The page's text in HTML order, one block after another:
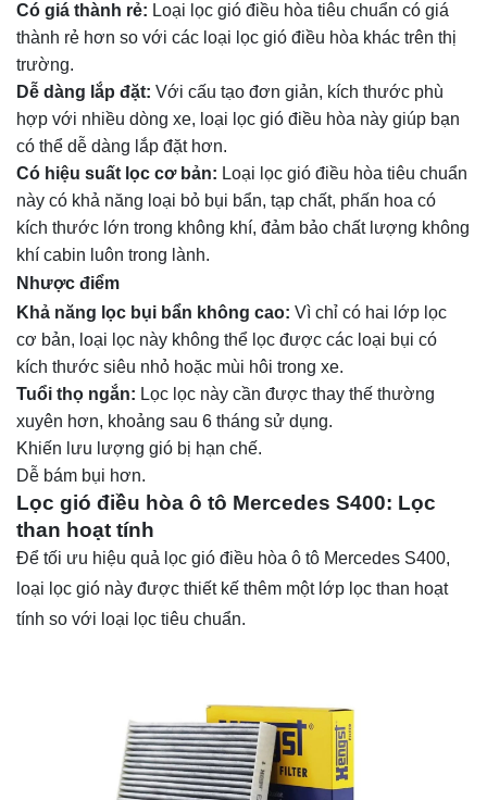
Có giá thành rẻ: Loại lọc gió điều hòa tiêu chuẩn có giá
thành rẻ hơn so với các loại lọc gió điều hòa khác trên thị
trường.
Dễ dàng lắp đặt: Với cấu tạo đơn giản, kích thước phù
hợp với nhiều dòng xe, loại lọc gió điều hòa này giúp bạn
có thể dễ dàng lắp đặt hơn.
Có hiệu suất lọc cơ bản: Loại lọc gió điều hòa tiêu chuẩn
này có khả năng loại bỏ bụi bẩn, tạp chất, phấn hoa có
kích thước lớn trong không khí, đảm bảo chất lượng không
khí cabin luôn trong lành.
Nhược điểm
Khả năng lọc bụi bẩn không cao: Vì chỉ có hai lớp lọc
cơ bản, loại lọc này không thể lọc được các loại bụi có
kích thước siêu nhỏ hoặc mùi hôi trong xe.
Tuổi thọ ngắn: Lọc lọc này cần được thay thế thường
xuyên hơn, khoảng sau 6 tháng sử dụng.
Khiến lưu lượng gió bị hạn chế.
Dễ bám bụi hơn.
Lọc gió điều hòa ô tô Mercedes S400: Lọc
than hoạt tính
Để tối ưu hiệu quả lọc gió điều hòa ô tô Mercedes S400,
loại lọc gió này được thiết kế thêm một lớp lọc than hoạt
tính so với loại lọc tiêu chuẩn.